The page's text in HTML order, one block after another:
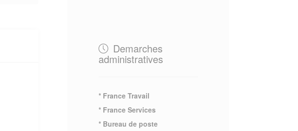
Demarches
administratives
* France Travail
* France Services
* Bureau de poste